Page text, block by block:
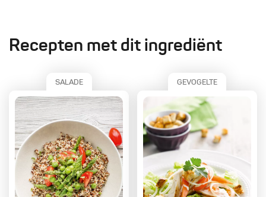
Recepten met dit ingrediënt
SALADE GEVOGELTE